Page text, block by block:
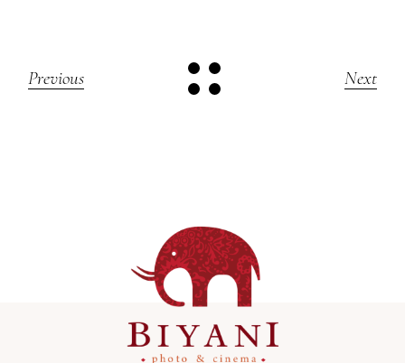
Previous Next